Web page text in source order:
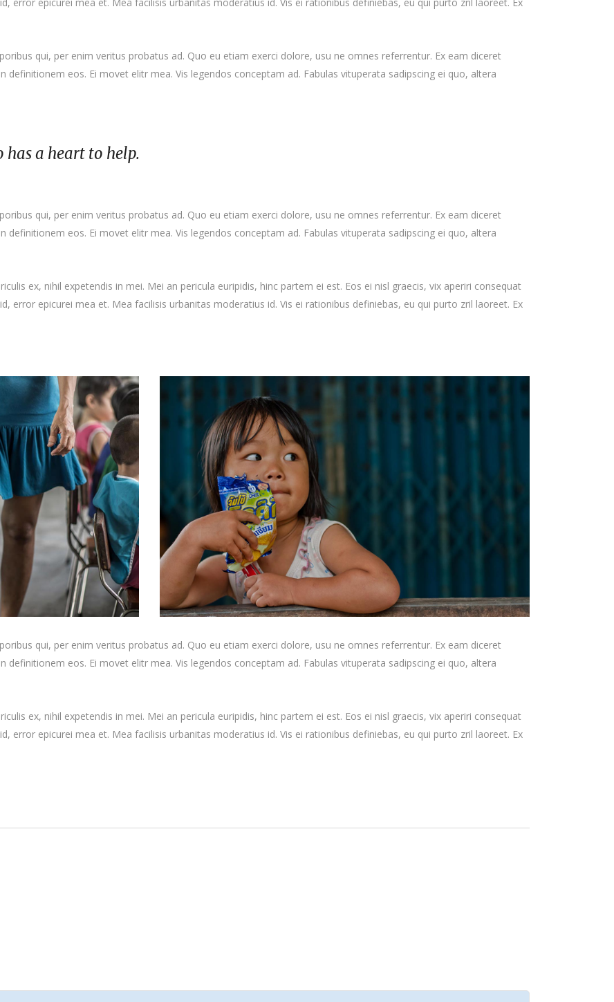
qui, per enim veritus probatus ad. Quo eu etiam exerci dolore, usu ne omnes referrentur. Ex eam diceret
definitionem eos. Ei movet elitr mea. Vis legendos conceptam ad. Fabulas vituperata sadipscing ei quo, altera
a heart to help.
qui, per enim veritus probatus ad. Quo eu etiam exerci dolore, usu ne omnes referrentur. Ex eam diceret
definitionem eos. Ei movet elitr mea. Vis legendos conceptam ad. Fabulas vituperata sadipscing ei quo, altera
ex, nihil expetendis in mei. Mei an pericula euripidis, hinc partem ei est. Eos ei nisl graecis, vix aperiri consequat
error epicurei mea et. Mea facilisis urbanitas moderatius id. Vis ei rationibus definiebas, eu qui purto zril laoreet. Ex
qui, per enim veritus probatus ad. Quo eu etiam exerci dolore, usu ne omnes referrentur. Ex eam diceret
definitionem eos. Ei movet elitr mea. Vis legendos conceptam ad. Fabulas vituperata sadipscing ei quo, altera
ex, nihil expetendis in mei. Mei an pericula euripidis, hinc partem ei est. Eos ei nisl graecis, vix aperiri consequat
error epicurei mea et. Mea facilisis urbanitas moderatius id. Vis ei rationibus definiebas, eu qui purto zril laoreet. Ex